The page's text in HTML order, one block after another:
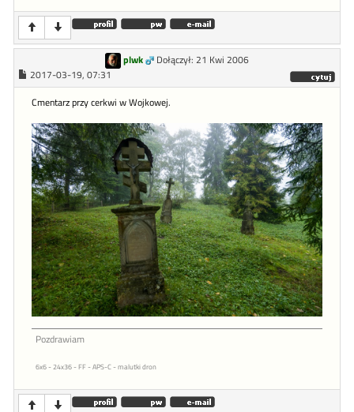
plwk
Dołączył: 21 Kwi 2006
2017-03-19, 07:31
Cmentarz przy cerkwi w Wojkowej.
Pozdrawiam
6x6 - 24x36 - FF - APS-C - malutki dron